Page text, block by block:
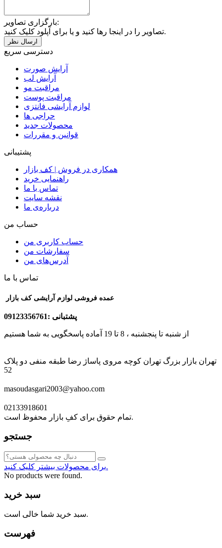
بارگزاری تصاویر:
تصاویر را در اینجا رها کنید و یا برای آپلود کلیک کنید.
دسترسی سریع
آرایش صورت
آرایش لب
مراقبت مو
مراقبت پوست
لوازم آرایشی فانتزی
حراجی ها
محصولات جدید
قوانین و مقررات
پشتیبانی
همکاری در فروش | کف بازار
راهنمایی خرید
تماس با ما
نقشه سایت
درباره‌ی ما
حساب من
حساب کاربری من
سفارشات من
آدرس‌های من
تماس با ما
پشتبانی :09123356761
از شنبه تا پنجشنبه ، 8 تا 19 آماده پاسخگویی به شما هستیم
تهران بازار بزرگ تهران کوچه مروی پاساژ رضا طبقه منفی دو پلاک
52
masoudasgari2003@yahoo.com
02133918601
تمام حقوق برای کفِ بازار محفوظ است.
جستجو
برای محصولات بیشتر کلیک کنید.
No products were found.
سبد خرید
سبد خرید شما خالی است.
فهرست